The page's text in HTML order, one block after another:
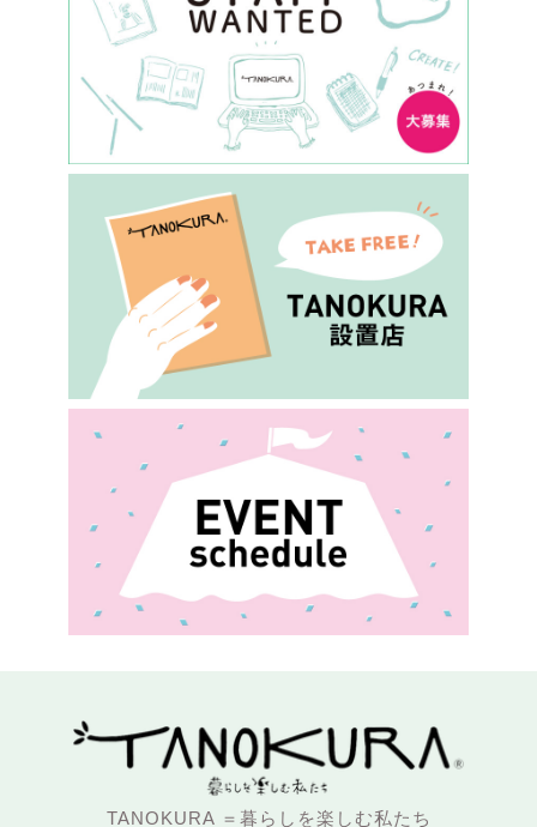
TANOKURA ＝暮らしを楽しむ私たち